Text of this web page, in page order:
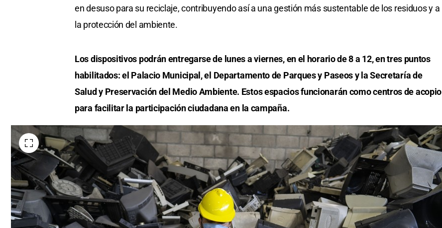
en desuso para su reciclaje, contribuyendo así a una gestión más sustentable de los residuos y a
la protección del ambiente.
Los dispositivos podrán entregarse de lunes a viernes, en el horario de 8 a 12, en tres puntos
habilitados: el Palacio Municipal, el Departamento de Parques y Paseos y la Secretaría de
Salud y Preservación del Medio Ambiente. Estos espacios funcionarán como centros de acopio
para facilitar la participación ciudadana en la campaña.